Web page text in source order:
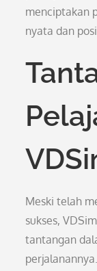
menciptakan
nyata dan
Meski telah
sukses,
tantangan